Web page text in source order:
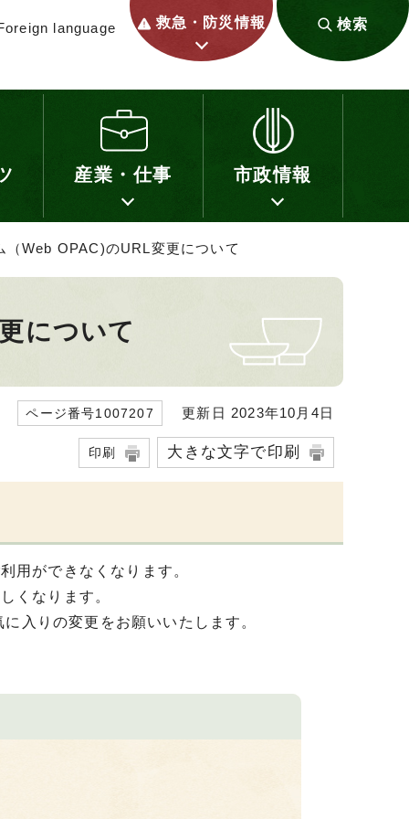
language 救急・防災情報 検索
産業・仕事 市政情報
Web OPAC)のURL変更について
について
ページ番号1007207 更新日 2023年10月4日
印刷 大きな文字で印刷
ができなくなります。
くなります。
入りの変更をお願いいたします。